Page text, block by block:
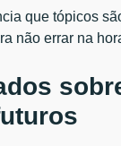
que tópicos
não errar na